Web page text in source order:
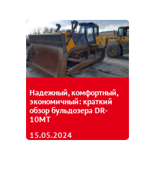
Надежный, комфортный,
экономичный: краткий
обзор бульдозера DR-
10MT
15.05.2024